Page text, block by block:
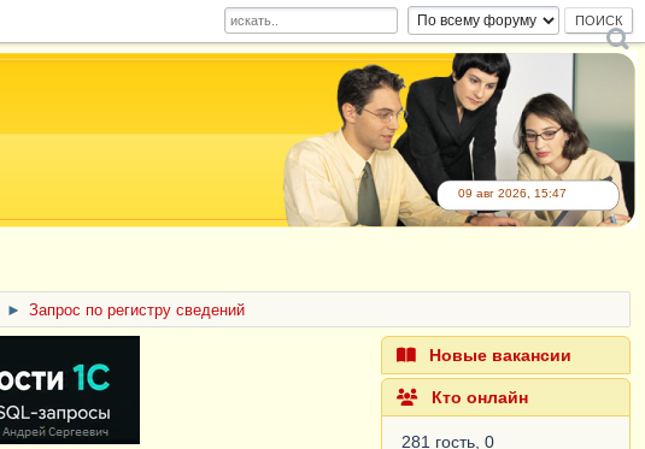
09 авг 2026, 15:47
► Запрос по регистру сведений
Новые вакансии
Кто онлайн
281 гость, 0